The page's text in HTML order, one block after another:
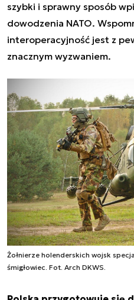
szybki i sprawny sposób
dowodzenia NATO.
interoperacyjność jest z
znacznym wyzwaniem.
Żołnierze holenderskich wojsk
śmigłowiec. Fot. Arch DKWS.